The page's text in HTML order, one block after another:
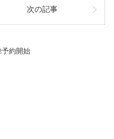
次の記事
約開始